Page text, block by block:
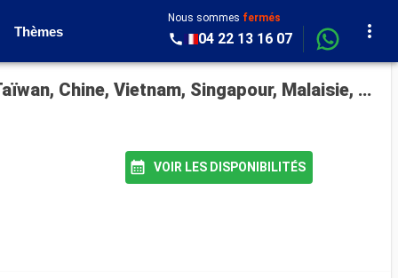
Thèmes
Nous sommes fermés
04 22 13 16 07
Croisière Costa Deliziosa : États-Unis, Hawaii, Polynésie, Fiji, Australie, Japon, Corée du Sud, Taïwan, Chine, Vietnam, Singapour, Malaisie, Sri Lanka, Maldives, Afrique du Sud au départ de San Francisco
VOIR LES DISPONIBILITÉS